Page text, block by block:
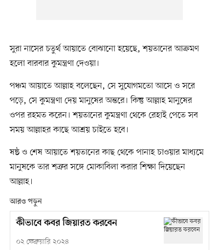
সুরা নাসের চতুর্থ আয়াতে বোঝানো হয়েছে, শয়তানের আক্রমণ
হলো বারবার কুমন্ত্রণা দেওয়া।
পঞ্চম আয়াতে আল্লাহ বলেছেন, সে সুযোগমতো আসে ও সরে
পড়ে, সে কুমন্ত্রণা দেয় মানুষের অন্তরে। কিন্তু আল্লাহ মানুষের
ওপর রহমত করেন। শয়তানের কুমন্ত্রণা থেকে রেহাই পেতে সব
সময় আল্লাহর কাছে আশ্রয় চাইতে হবে।
ষষ্ঠ ও শেষ আয়াতে শয়তানের কাছ থেকে পানাহ চাওয়ার মাধ্যমে
মানুষকে তার শত্রুর সঙ্গে মোকাবিলা করার শিক্ষা দিয়েছেন
আল্লাহ।
আরও পড়ুন
কীভাবে কবর জিয়ারত করবেন
০২ ফেব্রুয়ারি ২০২৪